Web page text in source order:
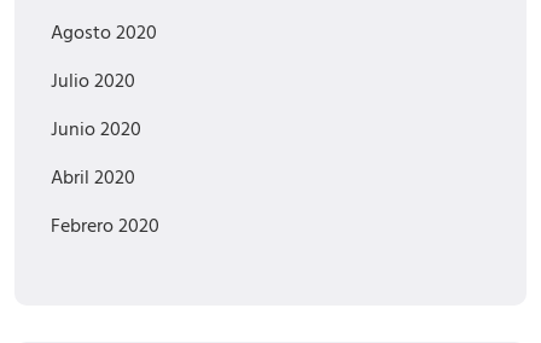
Agosto 2020
Julio 2020
Junio 2020
Abril 2020
Febrero 2020